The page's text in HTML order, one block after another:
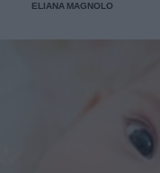
elettrico? Da quale età?
ELIANA MAGNOLO